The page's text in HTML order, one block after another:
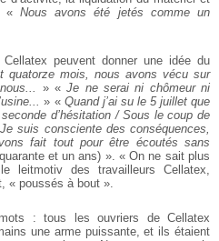
« Nous avons été jetés comme un
Cellatex peuvent donner une idée du
quatorze mois, nous avons vécu sur
» «Je ne serai ni chômeur ni
» « Quand j’ai su le 5 juillet que
d’hésitation / Sous le coup de
suis consciente des conséquences,
fait tout pour être écoutés sans
et un ans) ». « On ne sait plus
des travailleurs Cellatex,
« poussés à bout ».
: tous les ouvriers de Cellatex
une arme puissante, et ils étaient